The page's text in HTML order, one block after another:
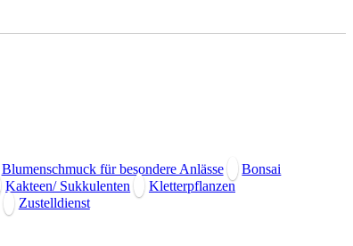
Blumenschmuck für besondere Anlässe
Bonsai
Kakteen/ Sukkulenten
Kletterpflanzen
Zustelldienst